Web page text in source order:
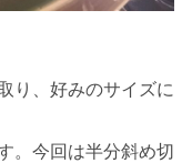
、好みのサイズに
。今回は半分斜め切